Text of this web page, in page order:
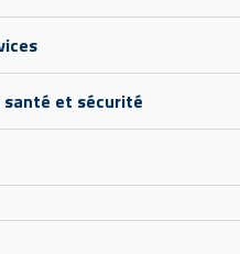
et sécurité